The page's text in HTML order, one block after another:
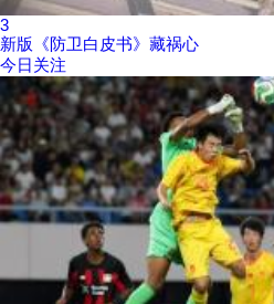
3
新版《防卫白皮书》藏祸心
今日关注